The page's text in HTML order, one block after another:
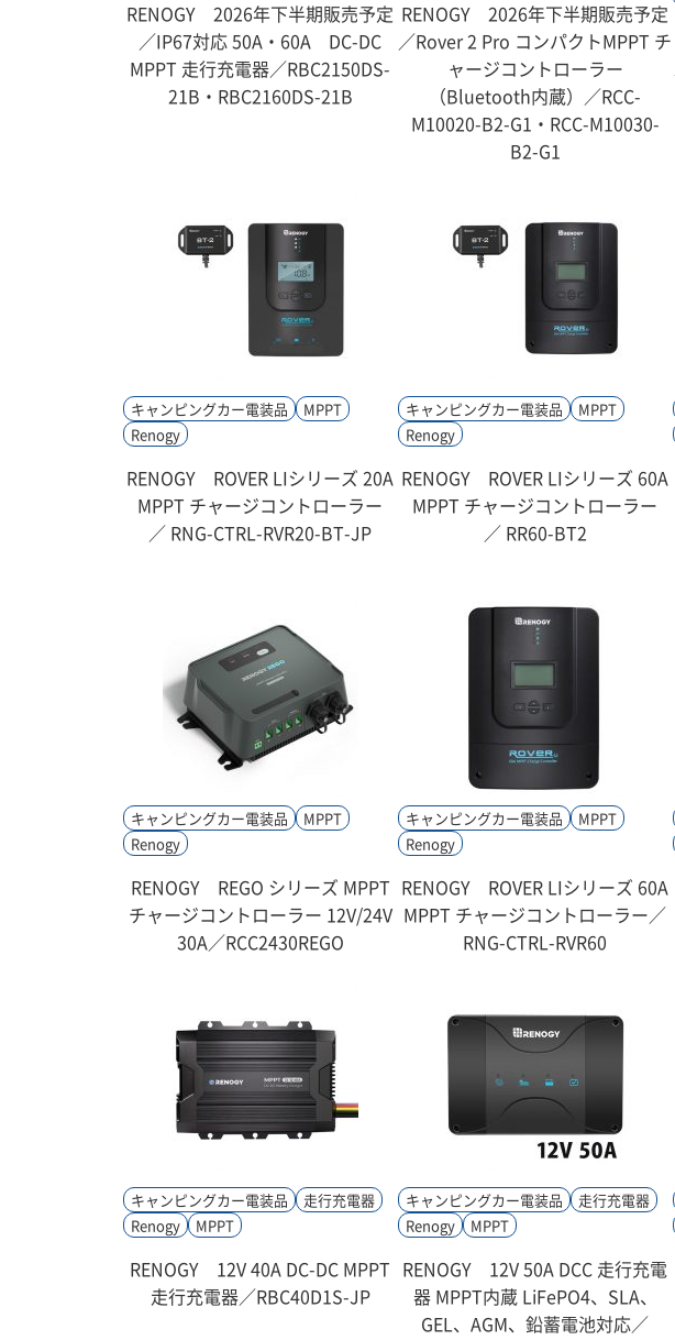
RENOGY 2026年下半期販売予定
／IP67対応 50A・60A DC-DC
MPPT 走行充電器／RBC2150DS-
21B・RBC2160DS-21B
RENOGY 2026年下半期販売予定
／Rover 2 Pro コンパクトMPPT チ
ャージコントローラー
（Bluetooth内蔵）／RCC-
M10020-B2-G1・RCC-M10030-
B2-G1
キャンピングカー電装品
MPPT
Renogy
RENOGY ROVER LIシリーズ 20A
MPPT チャージコントローラー
／ RNG-CTRL-RVR20-BT-JP
キャンピングカー電装品
MPPT
Renogy
RENOGY ROVER LIシリーズ 60A
MPPT チャージコントローラー
／ RR60-BT2
キャンピングカー電装品
MPPT
Renogy
RENOGY REGO シリーズ MPPT
チャージコントローラー 12V/24V
30A／RCC2430REGO
キャンピングカー電装品
MPPT
Renogy
RENOGY ROVER LIシリーズ 60A
MPPT チャージコントローラー／
RNG-CTRL-RVR60
キャンピングカー電装品
走行充電器
Renogy
MPPT
RENOGY 12V 40A DC-DC MPPT
走行充電器／RBC40D1S-JP
キャンピングカー電装品
走行充電器
Renogy
MPPT
RENOGY 12V 50A DCC 走行充電
器 MPPT内蔵 LiFePO4、SLA、
GEL、AGM、鉛蓄電池対応／